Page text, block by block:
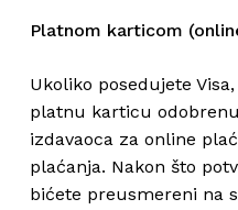
Platnom karticom
Ukoliko posedujete
platnu karticu
izdavaoca za online
plaćanja. Nakon što
bićete preusmereni na